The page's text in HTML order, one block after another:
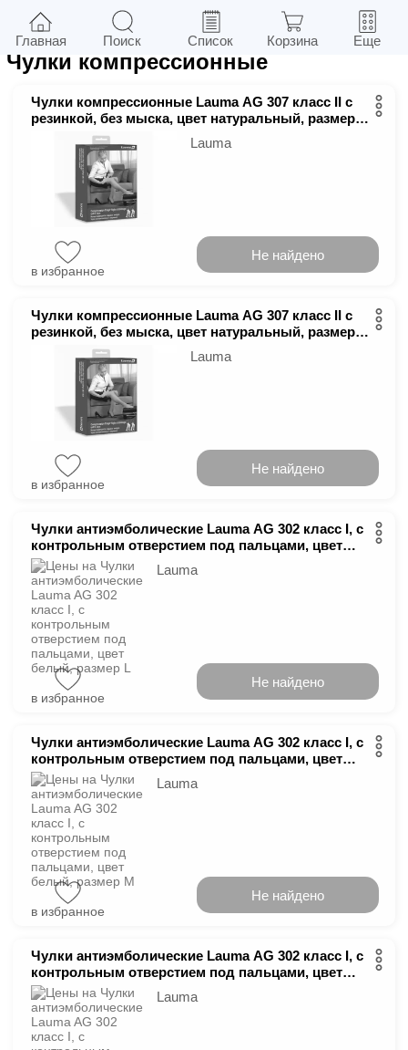
Фильтры в г.Киев
Чулки компрессионные
Чулки компрессионные Lauma AG 307 класс ІІ с
резинкой, без мыска, цвет натуральный, размер
Lauma
в избранное
Не найдено
Чулки компрессионные Lauma AG 307 класс ІІ с
резинкой, без мыска, цвет натуральный, размер
Lauma
в избранное
Не найдено
Чулки антиэмболические Lauma AG 302 класс І, с
контрольным отверстием под пальцами, цвет
белый, размер L
Lauma
в избранное
Не найдено
Чулки антиэмболические Lauma AG 302 класс І, с
контрольным отверстием под пальцами, цвет
белый, размер M
Lauma
в избранное
Не найдено
Чулки антиэмболические Lauma AG 302 класс І, с
контрольным отверстием под пальцами, цвет
белый, размер S
Lauma
Главная Поиск Список Корзина Еще